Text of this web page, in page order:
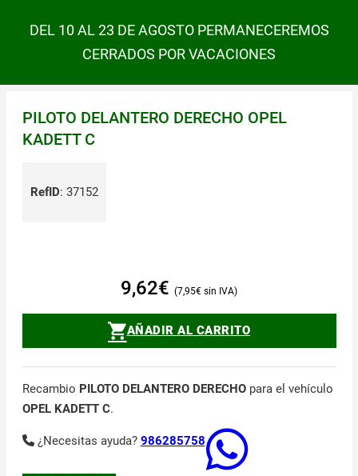
DEL 10 AL 23 DE AGOSTO PERMANECEREMOS
CERRADOS POR VACACIONES
PILOTO DELANTERO DERECHO OPEL
KADETT C
RefID: 37152
9,62€ 7,95€
AÑADIR AL CARRITO
Recambio PILOTO DELANTERO DERECHOpara el vehículo
OPEL KADETT C.
¿Necesitas ayuda? 986285758